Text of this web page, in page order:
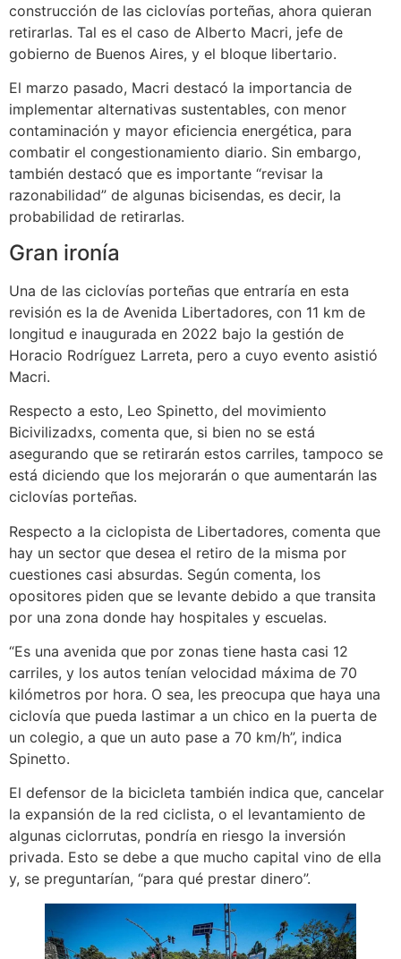
construcción de las ciclovías porteñas, ahora quieran
retirarlas. Tal es el caso de Alberto Macri, jefe de
gobierno de Buenos Aires, y el bloque libertario.
El marzo pasado, Macri destacó la importancia de
implementar alternativas sustentables, con menor
contaminación y mayor eficiencia energética, para
combatir el congestionamiento diario. Sin embargo,
también destacó que es importante “revisar la
razonabilidad” de algunas bicisendas, es decir, la
probabilidad de retirarlas.
Gran ironía
Una de las ciclovías porteñas que entraría en esta
revisión es la de Avenida Libertadores, con 11 km de
longitud e inaugurada en 2022 bajo la gestión de
Horacio Rodríguez Larreta, pero a cuyo evento asistió
Macri.
Respecto a esto, Leo Spinetto, del movimiento
Bicivilizadxs, comenta que, si bien no se está
asegurando que se retirarán estos carriles, tampoco se
está diciendo que los mejorarán o que aumentarán las
ciclovías porteñas.
Respecto a la ciclopista de Libertadores, comenta que
hay un sector que desea el retiro de la misma por
cuestiones casi absurdas. Según comenta, los
opositores piden que se levante debido a que transita
por una zona donde hay hospitales y escuelas.
“Es una avenida que por zonas tiene hasta casi 12
carriles, y los autos tenían velocidad máxima de 70
kilómetros por hora. O sea, les preocupa que haya una
ciclovía que pueda lastimar a un chico en la puerta de
un colegio, a que un auto pase a 70 km/h”, indica
Spinetto.
El defensor de la bicicleta también indica que, cancelar
la expansión de la red ciclista, o el levantamiento de
algunas ciclorrutas, pondría en riesgo la inversión
privada. Esto se debe a que mucho capital vino de ella
y, se preguntarían, “para qué prestar dinero”.